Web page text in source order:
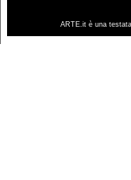
ARTE.it è una